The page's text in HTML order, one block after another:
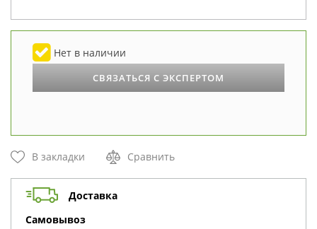
Нет в наличии
СВЯЗАТЬСЯ С ЭКСПЕРТОМ
В закладки Сравнить
Доставка
cамовывоз